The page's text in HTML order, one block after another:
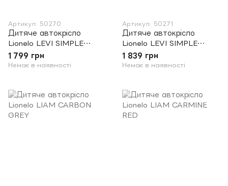
Артикул: 50270
Дитяче автокрісло
Lionelo LEVI SIMPLE
CANDY PINK
1 799 грн
Немає в наявності
Артикул: 50271
Дитяче автокрісло
Lionelo LEVI SIMPLE
SPORTY BLACK
1 839 грн
Немає в наявності